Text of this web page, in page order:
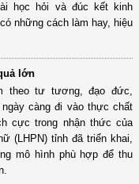
học hỏi và đúc kết kinh
những cách làm hay, hiệu
lớn
theo tư tương, đạo đức,
ngày càng đi vào thực chất
cực trong nhận thức của
(LHPN) tỉnh đã triển khai,
mô hình phù hợp để thu